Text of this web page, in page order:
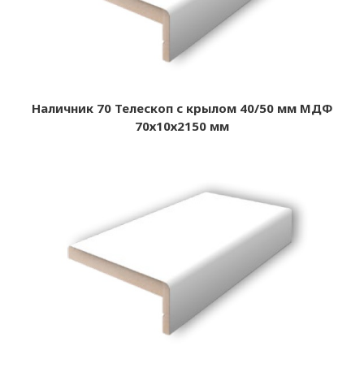
Наличник 70 Телескоп с крылом 40/50 мм МДФ
70х10х2150 мм